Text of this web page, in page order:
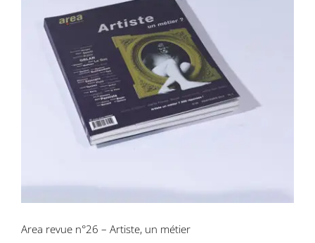
Area revue n°26 – Artiste, un métier
Area revue n°26 – Artiste, un métier